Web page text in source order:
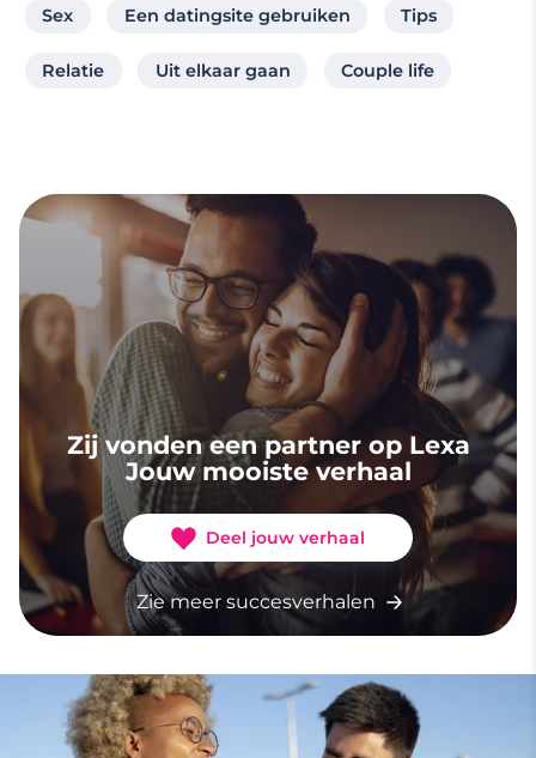
Sex Een datingsite gebruiken Tips
Relatie Uit elkaar gaan Couple life
Zij vonden een partner op Lexa
Jouw mooiste verhaal
Deel jouw verhaal
Zie meer succesverhalen